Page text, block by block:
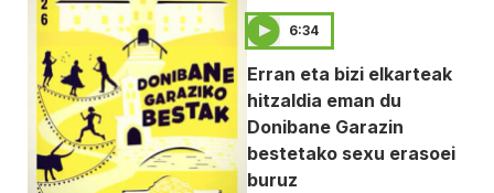
6:34
Erran eta bizi elkarteak
hitzaldia eman du
Donibane Garazin
bestetako sexu erasoei
buruz